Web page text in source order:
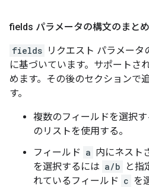
fields パラメータの構文のまとめ
fields リクエスト パラメータ
に基づいています。サポートさ
めます。その後のセクションで
す。
複数のフィールドを選択
のリストを使用する。
フィールド a 内にネスト
を選択するには a/b と指
れているフィールド c を